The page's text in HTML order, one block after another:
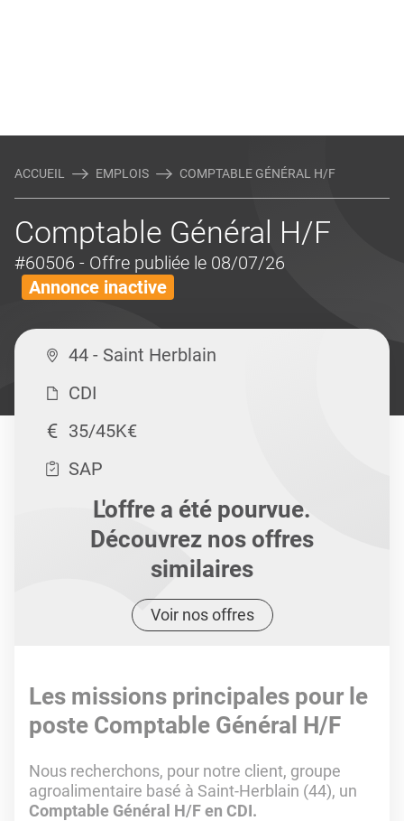
ACCUEIL EMPLOIS COMPTABLE GÉNÉRAL H/F
Comptable Général H/F
#60506 - Offre publiée le 08/07/26
Annonce inactive
44 - Saint Herblain
CDI
35/45K€
SAP
L'offre a été pourvue.
Découvrez nos offres
similaires
Voir nos offres
Les missions principales pour le
poste Comptable Général H/F
Nous recherchons, pour notre client, groupe
agroalimentaire basé à Saint-Herblain (44), un
Comptable Général H/F en CDI.